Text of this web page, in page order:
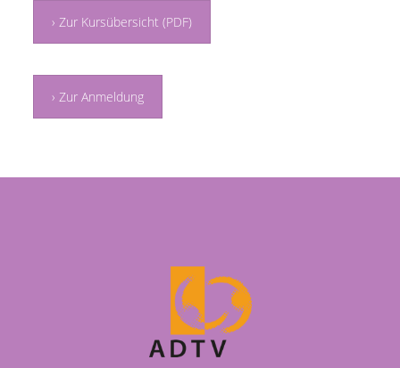
› Zur Kursübersicht (PDF)
› Zur Anmeldung